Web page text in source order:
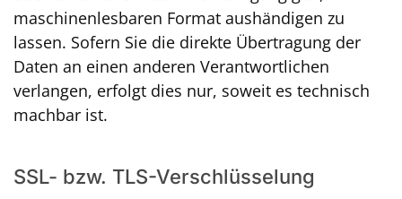
maschinenlesbaren Format aushändigen zu
lassen. Sofern Sie die direkte Übertragung der
Daten an einen anderen Verantwortlichen
verlangen, erfolgt dies nur, soweit es technisch
machbar ist.
SSL- bzw. TLS-Verschlüsselung